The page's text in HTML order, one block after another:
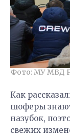
Фото: МУ МВД
Как
шоферы
назубок,
свежих